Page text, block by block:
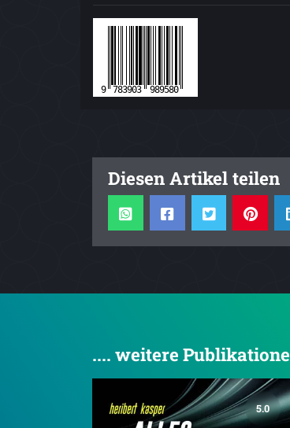
Diesen Artikel teilen
.... weitere
5.0